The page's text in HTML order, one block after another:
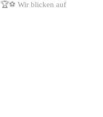
Wir blicken auf